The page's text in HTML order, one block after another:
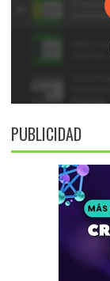
PUBLICIDAD